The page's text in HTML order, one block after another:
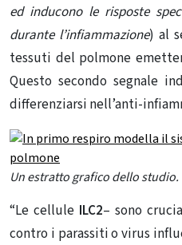
ed inducono le risposte
durante l’infiammazione) al
tessuti del polmone
Questo secondo segnale
differenziarsi nell’anti-
Un estratto grafico dello studio.
“Le cellule ILC2– sono
contro i parassiti o virus